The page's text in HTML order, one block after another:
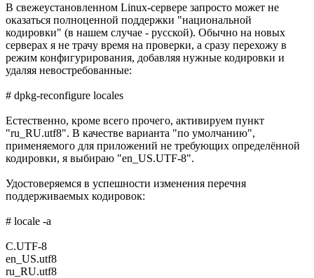
В свежеустановленном Linux-сервере запросто может не
оказаться полноценной поддержки "национальной
кодировки" (в нашем случае - русской). Обычно на новых
серверах я не трачу время на проверки, а сразу перехожу в
режим конфигурирования, добавляя нужные кодировки и
удаляя невостребованные:
# dpkg-reconfigure locales
Естественно, кроме всего прочего, активируем пункт
"ru_RU.utf8". В качестве варианта "по умолчанию",
применяемого для приложений не требующих определённой
кодировки, я выбираю "en_US.UTF-8".
Удостоверяемся в успешности изменения перечня
поддерживаемых кодировок:
# locale -a
C.UTF-8
en_US.utf8
ru_RU.utf8